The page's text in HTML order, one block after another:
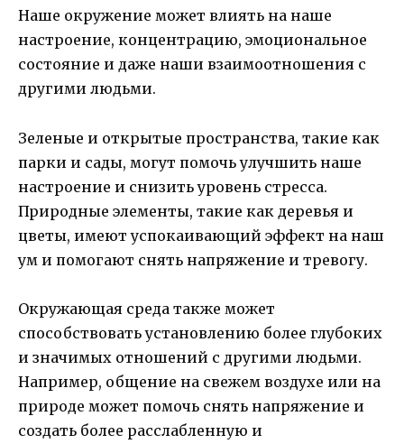
Наше окружение может влиять на наше
настроение, концентрацию, эмоциональное
состояние и даже наши взаимоотношения с
другими людьми.
Зеленые и открытые пространства, такие как
парки и сады, могут помочь улучшить наше
настроение и снизить уровень стресса.
Природные элементы, такие как деревья и
цветы, имеют успокаивающий эффект на наш
ум и помогают снять напряжение и тревогу.
Окружающая среда также может
способствовать установлению более глубоких
и значимых отношений с другими людьми.
Например, общение на свежем воздухе или на
природе может помочь снять напряжение и
создать более расслабленную и